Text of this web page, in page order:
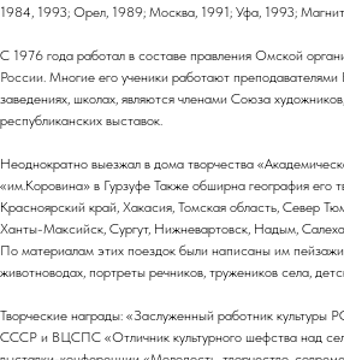
1984, 1993; Орел, 1989; Москва, 1991; Уфа, 1993;
С 1976 года работал в составе правления Омской
России. Многие его ученики работают
заведениях, школах, являются членами Союза
республиканских выставок.
Неоднократно выезжал в дома творчества
«им.Коровина» в Гурзуфе Также обширна география его
Красноярский край, Хакасия, Томская область, Север
Ханты-Максийск, Сургут, Нижневартовск, Надым,
По материалам этих поездок были написаны им
животноводах, портреты речников, тружеников села,
Творческие награды: «Заслуженный работник
СССР и ВЦСПС «Отличник культурного шефства над